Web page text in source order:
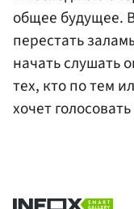
общее будущее.
перестать
начать слушать
тех, кто по тем
хочет